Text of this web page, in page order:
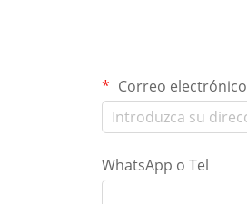
Correo electrónico
WhatsApp o Tel